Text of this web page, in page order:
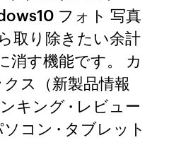
フォト 写真
取り除きたい余計
消す機能です。 カ
ス（新製品情報
キング · レビュー
コン · タブレット